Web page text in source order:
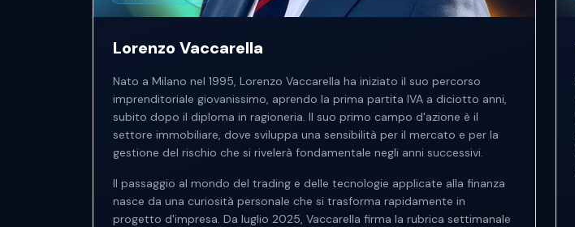
Lorenzo Vaccarella
Nato a Milano nel 1995, Lorenzo Vaccarella ha iniziato il suo percorso
imprenditoriale giovanissimo, aprendo la prima partita IVA a diciotto anni,
subito dopo il diploma in ragioneria. Il suo primo campo d'azione è il
settore immobiliare, dove sviluppa una sensibilità per il mercato e per la
gestione del rischio che si rivelerà fondamentale negli anni successivi.
Il passaggio al mondo del trading e delle tecnologie applicate alla finanza
nasce da una curiosità personale che si trasforma rapidamente in
progetto d'impresa. Da luglio 2025, Vaccarella firma la rubrica settimanale